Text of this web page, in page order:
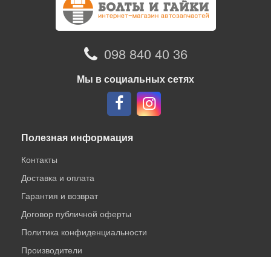
098 840 40 36
Мы в социальных сетях
Полезная информация
Контакты
Доставка и оплата
Гарантия и возврат
Договор публичной оферты
Политика конфиденциальности
Производители